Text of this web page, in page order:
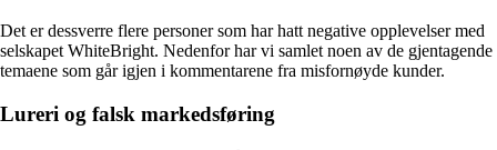
Det er dessverre flere personer som har hatt negative opplevelser med
selskapet WhiteBright. Nedenfor har vi samlet noen av de gjentagende
temaene som går igjen i kommentarene fra misfornøyde kunder.
Lureri og falsk markedsføring